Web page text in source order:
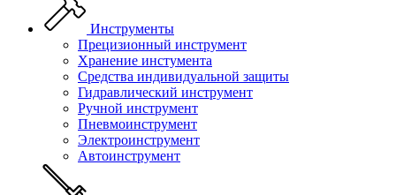
Инструменты
Прецизионный инструмент
Хранение инстумента
Средства индивидуальной защиты
Гидравлический инструмент
Ручной инструмент
Пневмоинструмент
Электроинструмент
Автоинструмент